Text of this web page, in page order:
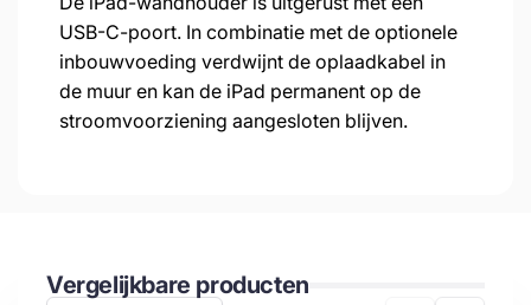
USB-C-poort. In combinatie met de optionele
inbouwvoeding verdwijnt de oplaadkabel in
de muur en kan de iPad permanent op de
stroomvoorziening aangesloten blijven.
Vergelijkbare producten